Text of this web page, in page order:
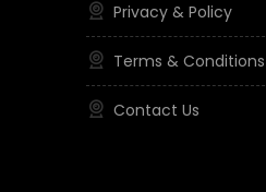
Privacy & Policy
Terms & Conditions
Contact Us